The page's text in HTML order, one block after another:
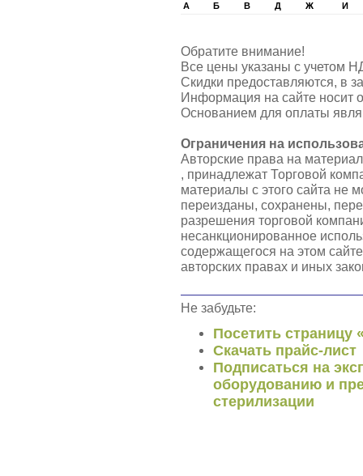
А Б В Д Ж И
Обратите внимание!
Все цены указаны с учетом
Скидки предоставляются, в
Информация на сайте носит
Основанием для оплаты
Ограничения на
Авторские права на
, принадлежат Торговой
материалы с этого сайта не
переизданы, сохранены,
разрешения торговой
несанкционированное
содержащегося на этом
авторских правах и иных
Не забудьте:
Посетить страницу
Скачать прайс-лист
Подписаться на
оборудованию и
стерилизации